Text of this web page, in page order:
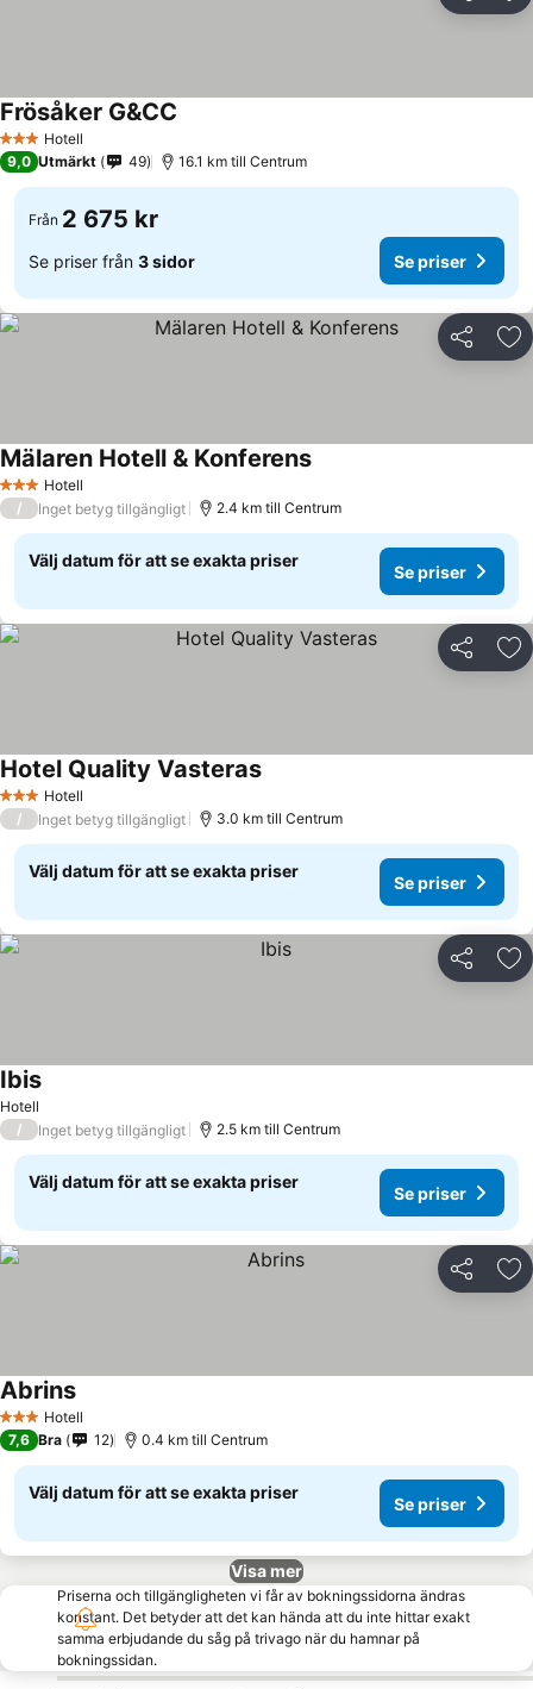
3 StjärnorHotell
Frösåker G&CC
9,0 Utmärkt 49 16.1 km till Centrum
Från 2 675 kr
Se priser från 3 sidor Se priser
Dela
3 StjärnorHotell
Mälaren Hotell & Konferens
/ Inget betyg tillgängligt 2.4 km till Centrum
Välj datum för att se exakta priser
Se priser
Dela
3 StjärnorHotell
Hotel Quality Vasteras
/ Inget betyg tillgängligt 3.0 km till Centrum
Välj datum för att se exakta priser
Se priser
Dela
Hotell
Ibis
/ Inget betyg tillgängligt 2.5 km till Centrum
Välj datum för att se exakta priser
Se priser
Dela
3 StjärnorHotell
Abrins
7,6 Bra 12 0.4 km till Centrum
Välj datum för att se exakta priser
Se priser
Visa mer
Priserna och tillgängligheten vi får av bokningssidorna ändras
konstant. Det betyder att det kan hända att du inte hittar exakt
samma erbjudande du såg på trivago när du hamnar på
bokningssidan.